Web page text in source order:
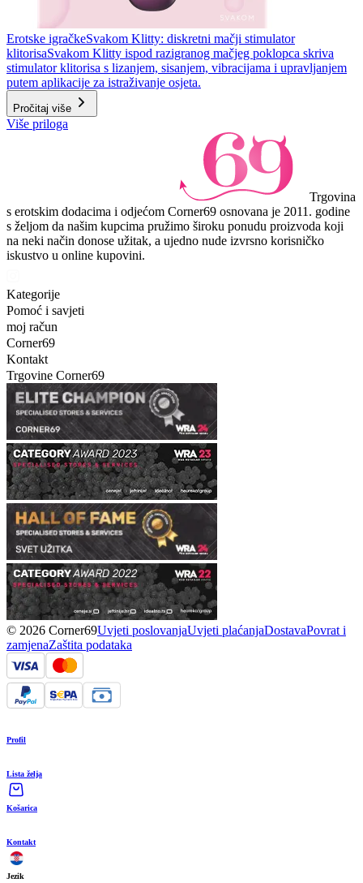
Erotske igračkeSvakom Klitty: diskretni mačji stimulator
klitorisaSvakom Klitty ispod razigranog mačjeg poklopca skriva
stimulator klitorisa s lizanjem, sisanjem, vibracijama i upravljanjem
putem aplikacije za istraživanje osjeta.
Pročitaj više
Više priloga
Trgovina
s erotskim dodacima i odjećom Corner69 osnovana je 2011. godine
s željom da našim kupcima pružimo široku ponudu proizvoda koji
na neki način donose užitak, a ujedno nude izvrsno korisničko
iskustvo u online kupovini.
Kategorije
Pomoć i savjeti
moj račun
Corner69
Kontakt
Trgovine Corner69
© 2026 Corner69Uvjeti poslovanjaUvjeti plaćanjaDostavaPovrat i
zamjenaZaštita podataka
Profil
Lista želja
Košarica
Kontakt
Jezik